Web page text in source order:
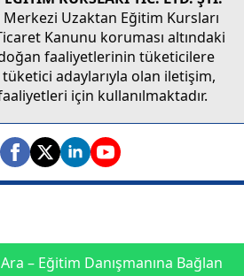
Uzaktan Eğitim Kursları
Kanunu koruması altındaki
faaliyetlerinin tüketicilere
adaylarıyla olan iletişim,
için kullanılmaktadır.
– Eğitim Danışmanına Bağlan